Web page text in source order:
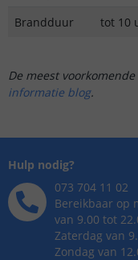
Brandduur
tot 10
De meest
informatie blog.
Hulp nodig?
073 704 11 02
Bereikbaar op
van 9.00 tot
Zaterdag van
Zondag van